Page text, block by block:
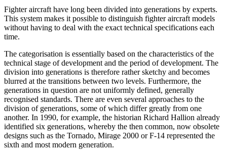
Fighter aircraft have long been divided into generations by experts.
This system makes it possible to distinguish fighter air­craft models
without having to deal with the exact technical specifications each
time.
The categorisation is essentially based on the characteristics of the
technical stage of development and the period of development. The
division into generations is there­fore rather sketchy and becomes
blurred at the transitions between two levels. Further­more, the
generations in question are not uniformly defined, generally
recognised standards. There are even several approaches to the
division of generations, some of which differ greatly from one
another. In 1990, for example, the historian Richard Hallion already
identified six generations, whereby the then common, now obsolete
designs such as the Tornado, Mirage 2000 or F‑14 represented the
sixth and most modern generation.